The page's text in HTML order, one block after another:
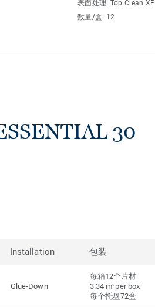
表面处理: Top Clean XP
数量/盒: 12
30
Installation 包装
Glue-Down
每箱12个片材
3.34 m²per box
每个托盘72盒